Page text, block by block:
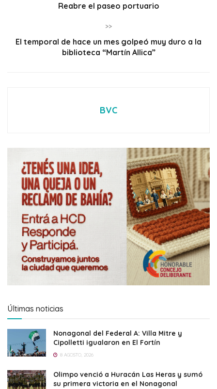
Reabre el paseo portuario
>>
El temporal de hace un mes golpeó muy duro a la
biblioteca “Martín Allica”
BVC
Últimas noticias
Nonagonal del Federal A: Villa Mitre y
Cipolletti igualaron en El Fortín
8 AGOSTO, 2026
Olimpo venció a Huracán Las Heras y sumó
su primera victoria en el Nonagonal